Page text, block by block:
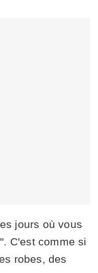
jours où vous
C'est comme si
robes, des